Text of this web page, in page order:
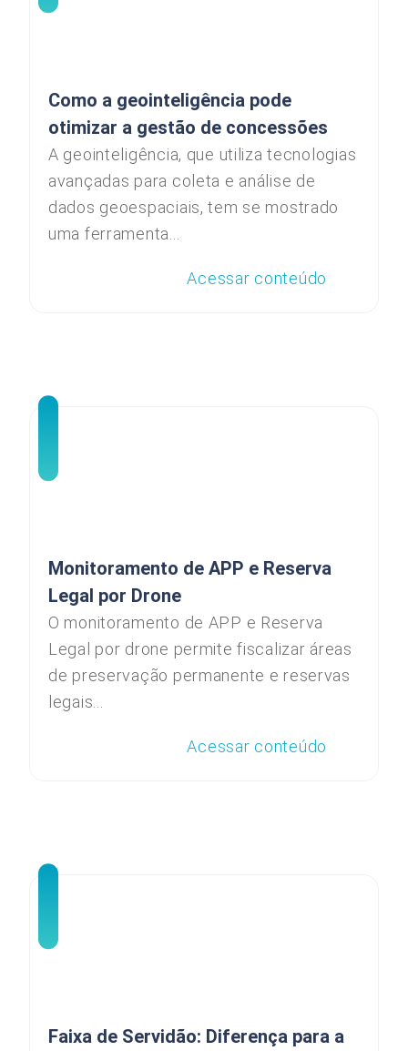
Como a geointeligência pode
otimizar a gestão de concessões
A geointeligência, que utiliza tecnologias
avançadas para coleta e análise de
dados geoespaciais, tem se mostrado
uma ferramenta...
Acessar conteúdo
Monitoramento de APP e Reserva
Legal por Drone
O monitoramento de APP e Reserva
Legal por drone permite fiscalizar áreas
de preservação permanente e reservas
legais...
Acessar conteúdo
Faixa de Servidão: Diferença para a